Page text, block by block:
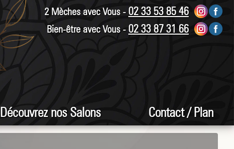
Découvrez nos Salons Contact / Plan
2 Mèches avec Vous - 02 33 53 85 46
Bien-être avec Vous - 02 33 87 31 66